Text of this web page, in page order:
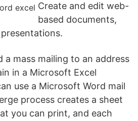
Create and edit web-
based documents,
a mass mailing to an address
in a Microsoft Excel
use a Microsoft Word mail
process creates a sheet
you can print, and each